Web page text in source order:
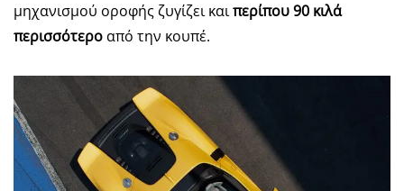
μηχανισμού οροφής ζυγίζει καιπερίπου 90 κιλά
περισσότεροαπό την κουπέ.